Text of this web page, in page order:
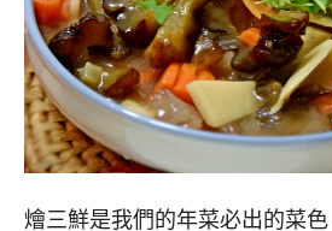
燴三鮮是我們的年菜必出的菜